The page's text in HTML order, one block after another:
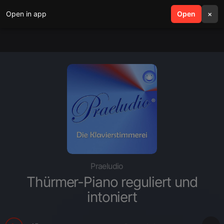
Open in app Open ×
search menu
Praeludio
Thürmer-Piano reguliert und
intoniert